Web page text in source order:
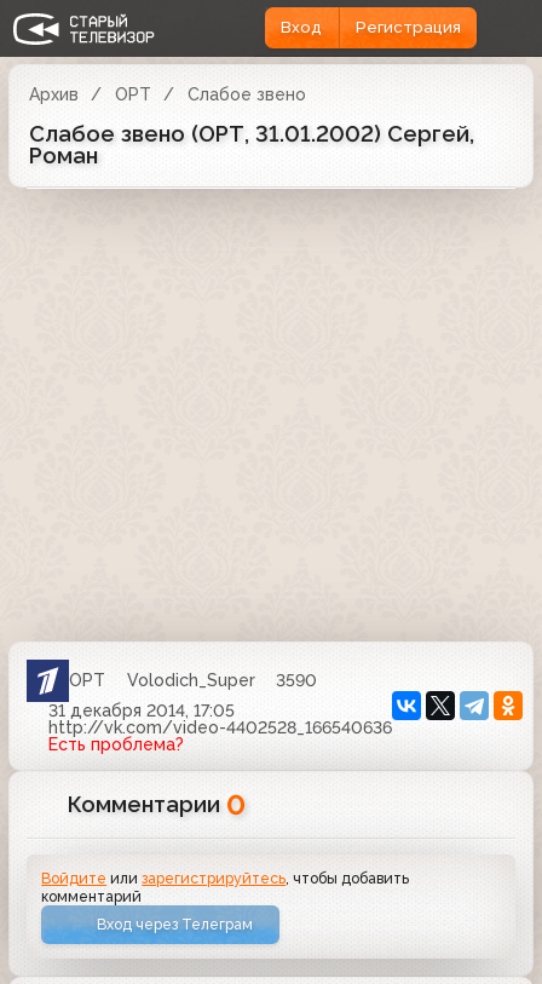
Вход Регистрация
Архив ОРТ Слабое звено
Слабое звено (ОРТ, 31.01.2002) Сергей,
Роман
ОРТ Volodich_Super
3590
31 декабря 2014, 17:05
http://vk.com/video-4402528_166540636
Есть проблема?
Комментарии 0
Войдите илизарегистрируйтесь , чтобы добавить
комментарий
Вход через Телеграм